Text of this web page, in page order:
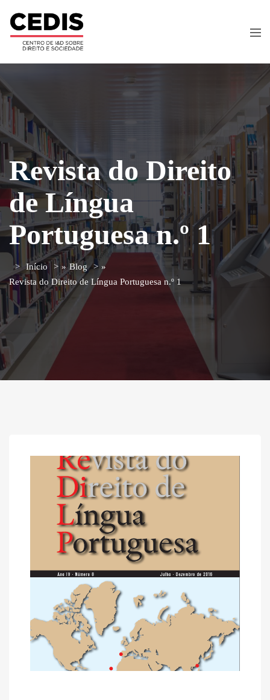
Revista do Direito
de Língua
Portuguesa n.º 1
Início » Blog
»
Revista do Direito de Língua Portuguesa n.º 1